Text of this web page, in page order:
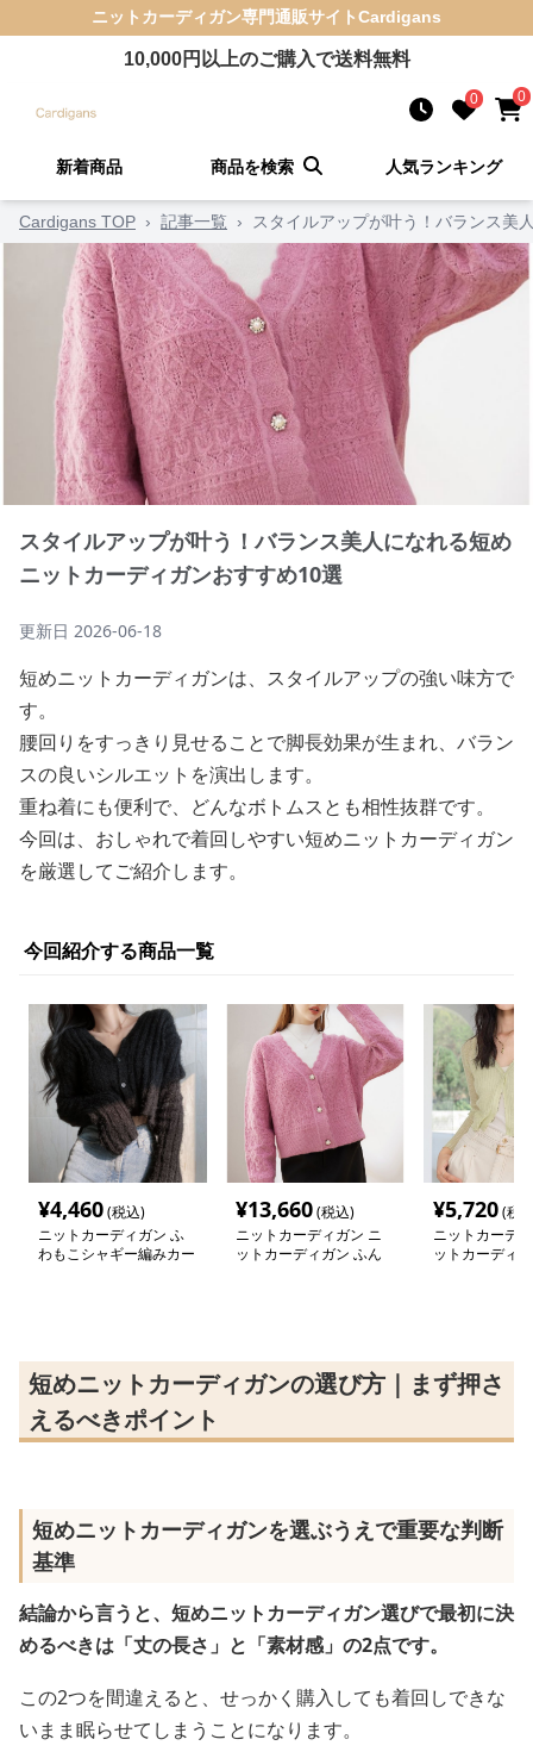
ニットカーディガン専門通販サイトCardigans
10,000円以上のご購入で送料無料
0 0
新着商品 商品を検索 人気ランキング
Cardigans TOP › 記事一覧 › スタイルアップが叶う！バランス美
スタイルアップが叶う！バランス美人になれる短め
ニットカーディガンおすすめ10選
更新日 2026-06-18
短めニットカーディガンは、スタイルアップの強い味方で
す。
腰回りをすっきり見せることで脚長効果が生まれ、バラン
スの良いシルエットを演出します。
重ね着にも便利で、どんなボトムスとも相性抜群です。
今回は、おしゃれで着回しやすい短めニットカーディガン
を厳選してご紹介します。
今回紹介する商品一覧
¥4,460(税込)
ニットカーディガン ふ
わもこシャギー編みカー
¥13,660(税込)
ニットカーディガン ニ
ットカーディガン ふん
¥5,720(税
ニットカーデ
ットカーディ
短めニットカーディガンの選び方｜まず押さ
えるべきポイント
短めニットカーディガンを選ぶうえで重要な判断
基準
結論から言うと、短めニットカーディガン選びで最初に決
めるべきは「丈の長さ」と「素材感」の2点です。
この2つを間違えると、せっかく購入しても着回しできな
いまま眠らせてしまうことになります。